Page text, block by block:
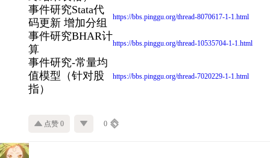
事件研究Stata代
码更新 增加分组
https://bbs.pinggu.org/thread-8070617-1-1.html
事件研究BHAR计
算
https://bbs.pinggu.org/thread-10535704-1-1.html
事件研究-常量均
值模型（针对股
指）
https://bbs.pinggu.org/thread-7020229-1-1.html
点赞 0 0